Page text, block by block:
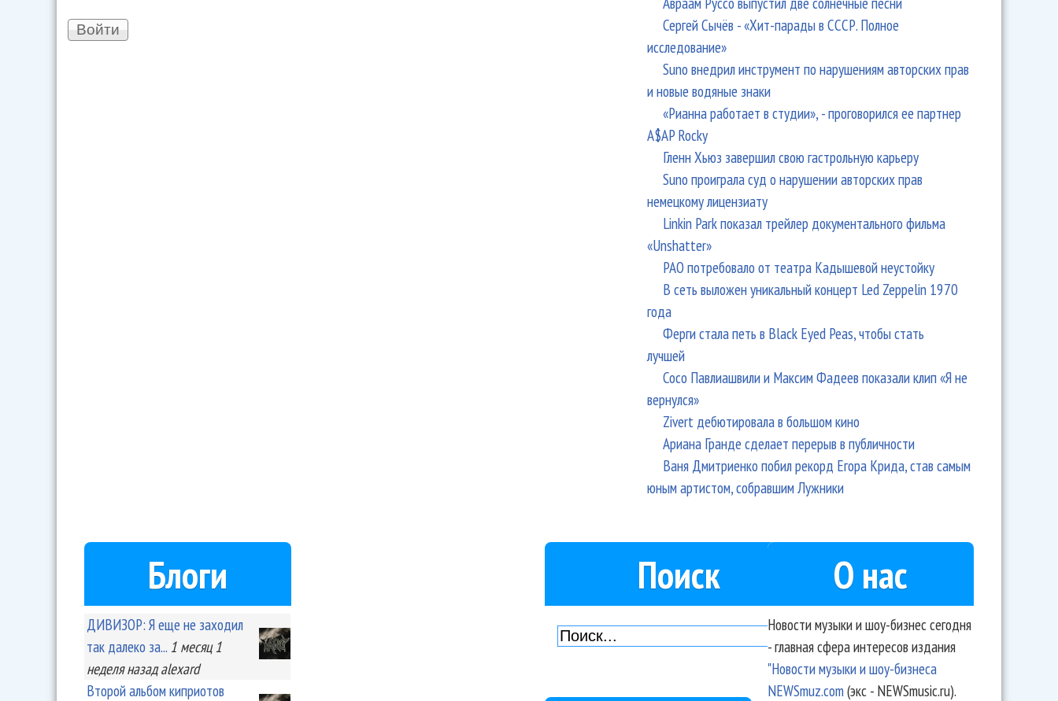
Сергей Сычёв - «Хит-парады в СССР. Полное
исследование»
Suno внедрил инструмент по нарушениям авторских прав
и новые водяные знаки
«Рианна работает в студии», - проговорился ее партнер
A$AP Rocky
Гленн Хьюз завершил свою гастрольную карьеру
Suno проиграла суд о нарушении авторских прав
немецкому лицензиату
Linkin Park показал трейлер документального фильма
«Unshatter»
РАО потребовало от театра Кадышевой неустойку
В сеть выложен уникальный концерт Led Zeppelin 1970
года
Ферги стала петь в Black Eyed Peas, чтобы стать
лучшей
Сосо Павлиашвили и Максим Фадеев показали клип «Я не
вернулся»
Zivert дебютировала в большом кино
Ариана Гранде сделает перерыв в публичности
Ваня Дмитриенко побил рекорд Егора Крида, став самым
юным артистом, собравшим Лужники
Блоги
ДИВИЗОР: Я еще не заходил
так далеко за... 1 месяц 1
неделяназад alexard
Второй альбом киприотов
Поиск О нас
Новости музыки и шоу-бизнес сегодня
- главная сфера интересов издания
"Новости музыки и шоу-бизнеса
NEWSmuz.com(экс - NEWSmusic.ru).